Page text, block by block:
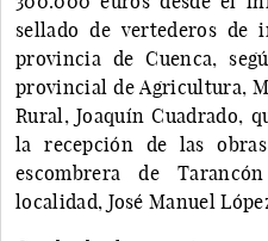
sellado de vertederos de
provincia de Cuenca,
provincial de Agricultura,
Rural, Joaquín Cuadrado,
la recepción de las
escombrera de
localidad, José Manuel